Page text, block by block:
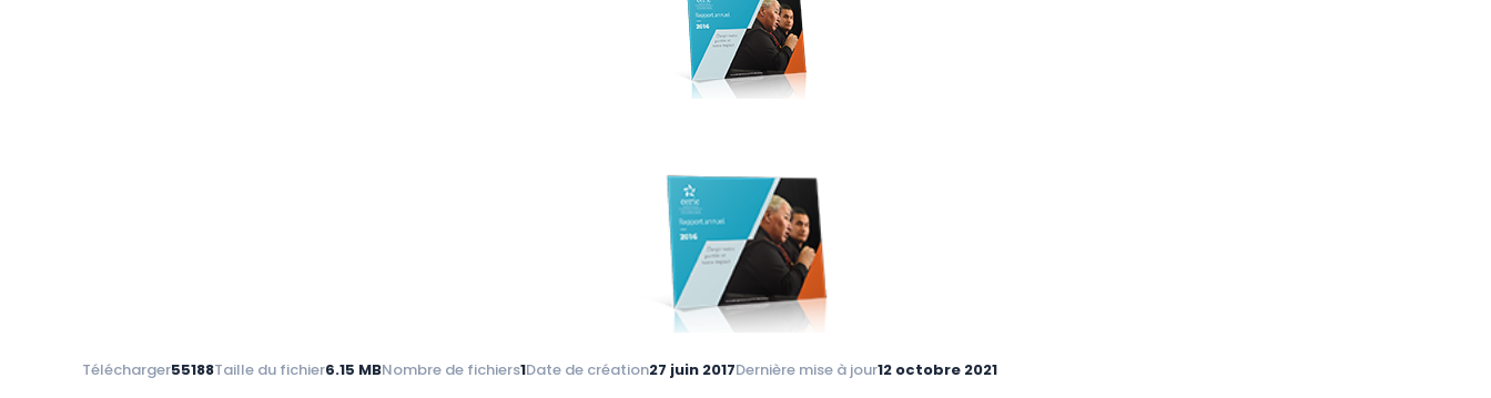
Télécharger55188Taille du fichier6.15 MBNombre de fichiers1Date de création27 juin 2017Dernière mise à jour12 octobre 2021